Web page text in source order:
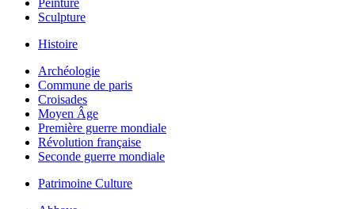
Peinture
Sculpture
Histoire
Archéologie
Commune de paris
Croisades
Moyen Âge
Première guerre mondiale
Révolution française
Seconde guerre mondiale
Patrimoine Culture